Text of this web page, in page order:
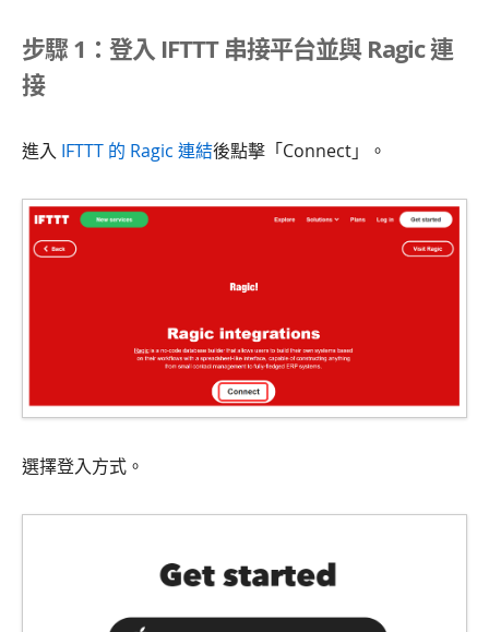
步驟 1：登入 IFTTT 串接平台並與 Ragic 連
接
進入 IFTTT 的 Ragic 連結後點擊「Connect」。
選擇登入方式。